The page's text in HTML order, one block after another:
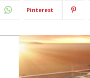
Pinterest